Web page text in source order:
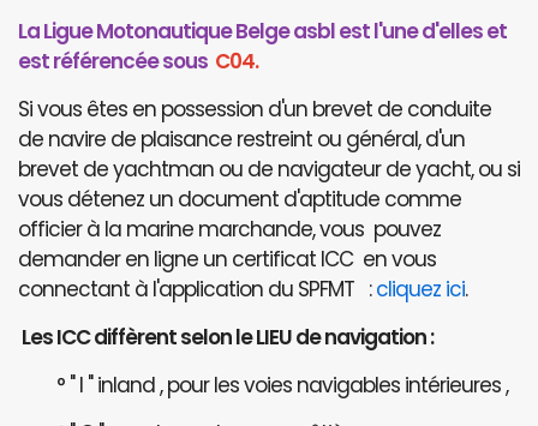
La Ligue Motonautique Belge asbl est l'une d'elles et
est référencée sous C04.
Si vous êtes en possession d'un brevet de conduite
de navire de plaisance restreint ou général, d'un
brevet de yachtman ou de navigateur de yacht, ou si
vous détenez un document d'aptitude comme
officier à la marine marchande, vous pouvez
demander en ligne un certificat ICC en vous
connectant à l'application du SPFMT :cliquez ici.
Les ICC diffèrent selon le LIEU de navigation :
° " I " inland , pour les voies navigables intérieures ,